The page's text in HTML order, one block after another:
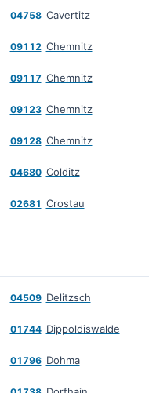
04758 Cavertitz
09112 Chemnitz
09117 Chemnitz
09123 Chemnitz
09128 Chemnitz
04680 Colditz
02681 Crostau
04509 Delitzsch
01744 Dippoldiswalde
01796 Dohma